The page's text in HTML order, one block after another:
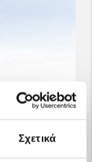
Σχετικά